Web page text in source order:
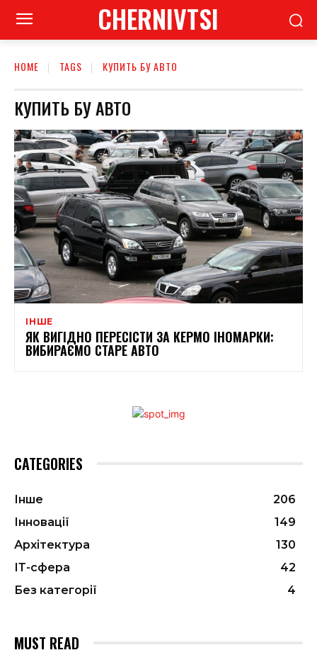
CHERNIVTSI
HOME TAGS КУПИТЬ БУ АВТО
КУПИТЬ БУ АВТО
ІНШЕ
ЯК ВИГІДНО ПЕРЕСІСТИ ЗА КЕРМО ІНОМАРКИ:
ВИБИРАЄМО СТАРЕ АВТО
CATEGORIES
Інше
206
Інновації
149
Архітектура
130
ІТ-сфера
42
Без категорії
4
MUST READ